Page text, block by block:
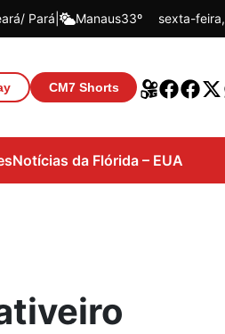
Pará Manaus33º sexta-
CM7 Shorts
Notícias da Flórida – EUA